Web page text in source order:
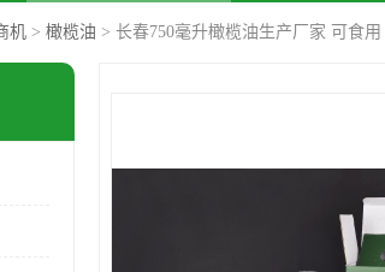
机 > 橄榄油 > 长春750毫升橄榄油生产厂家 可食用